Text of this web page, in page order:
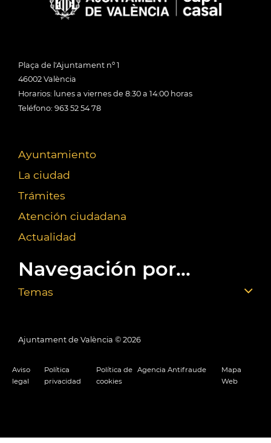
Plaça de l'Ajuntament nº 1
46002 València
Horarios: lunes a viernes de 8:30 a 14:00 horas
Teléfono: 963 52 54 78
Ayuntamiento
La ciudad
Trámites
Atención ciudadana
Actualidad
Navegación por...
Temas
Ajuntament de València © 2026
Aviso
legal
Política
privacidad
Política de
cookies
Agencia Antifraude
Mapa
Web